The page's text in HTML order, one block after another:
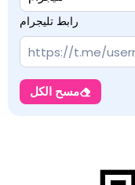
رابط تليجرام
مسح الكل